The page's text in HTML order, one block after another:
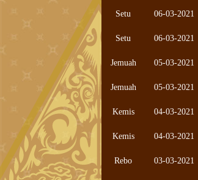
Setu 06-03-2021
Setu 06-03-2021
Jemuah 05-03-2021
Jemuah 05-03-2021
Kemis 04-03-2021
Kemis 04-03-2021
Rebo 03-03-2021